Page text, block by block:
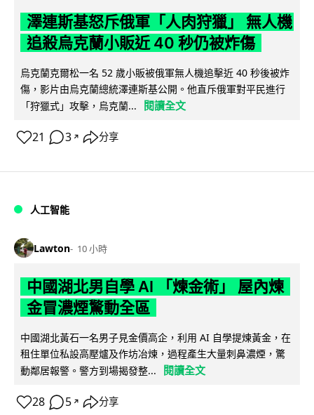
澤連斯基怒斥俄軍「人肉狩獵」 無人機
追殺烏克蘭小販近 40 秒仍被炸傷
烏克蘭克爾松一名 52 歲小販被俄軍無人機追擊近 40 秒後被炸
傷，影片由烏克蘭總統澤連斯基公開。他直斥俄軍對平民進行
「狩獵式」攻擊，烏克蘭...
閱讀全文
21 3 ↗ 分享
人工智能
Lawton 10 小時
中國湖北男自學 AI 「煉金術」 屋內煉
金冒濃煙驚動全區
中國湖北黃石一名男子見金價高企，利用 AI 自學提煉黃金，在
租住單位私設高壓爐及作坊冶煉，過程產生大量刺鼻濃煙，驚
動鄰居報警。警方到場揭發整...
閱讀全文
28 5 ↗ 分享